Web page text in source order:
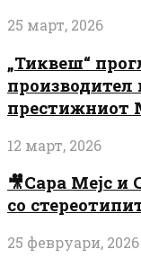
25 март, 2026
„Тиквеш“
престижниот
12 март, 2026
🎥Сара Мејс и
со
25 февруари, 2026